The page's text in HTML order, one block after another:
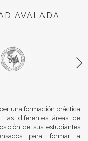
AVALADA
una formación práctica
las diferentes áreas de
de sus estudiantes
para formar a